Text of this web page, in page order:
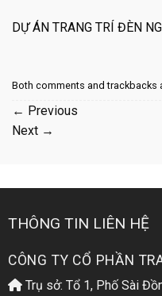
DỰ ÁN TRANG TRÍ ĐÈN
Both comments and trackbacks
← Previous
Next →
THÔNG TIN LIÊN HỆ
CÔNG TY CỔ PHẦN
Trụ sở: Tổ 1, Phố Sài